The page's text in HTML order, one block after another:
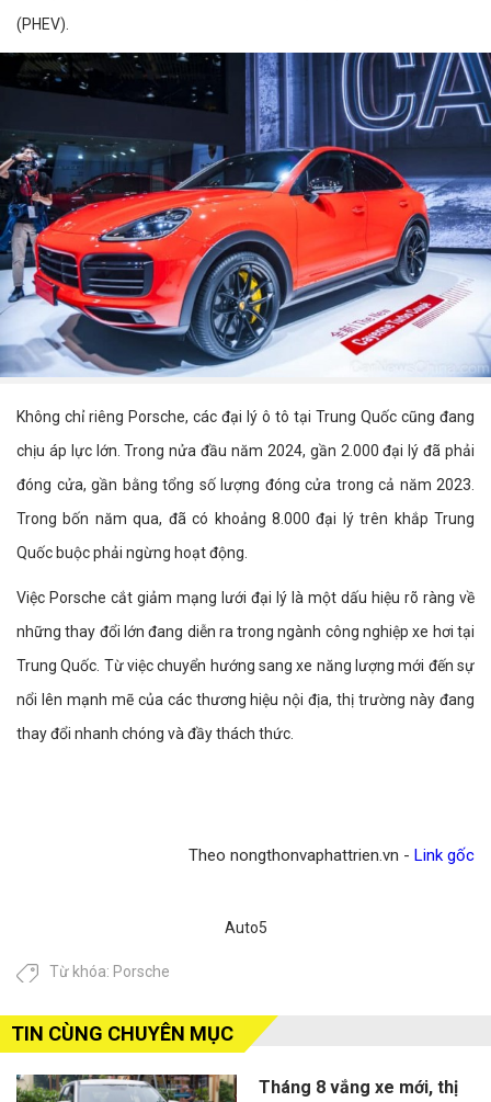
(PHEV).
Không chỉ riêng Porsche, các đại lý ô tô tại Trung Quốc cũng đang
chịu áp lực lớn. Trong nửa đầu năm 2024, gần 2.000 đại lý đã phải
đóng cửa, gần bằng tổng số lượng đóng cửa trong cả năm 2023.
Trong bốn năm qua, đã có khoảng 8.000 đại lý trên khắp Trung
Quốc buộc phải ngừng hoạt động.
Việc Porsche cắt giảm mạng lưới đại lý là một dấu hiệu rõ ràng về
những thay đổi lớn đang diễn ra trong ngành công nghiệp xe hơi tại
Trung Quốc. Từ việc chuyển hướng sang xe năng lượng mới đến sự
nổi lên mạnh mẽ của các thương hiệu nội địa, thị trường này đang
thay đổi nhanh chóng và đầy thách thức.
Theo nongthonvaphattrien.vn - Link gốc
Auto5
Từ khóa: Porsche
TIN CÙNG CHUYÊN MỤC
Tháng 8 vắng xe mới, thị